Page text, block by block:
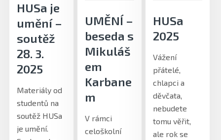
HUSa je
umění –
soutěž
28. 3.
2025
Materiály od
studentů na
soutěž HUSa
je umění.
UMĚNÍ –
beseda s
Mikuláš
em
Karbane
m
V rámci
celoškolní
HUSa
2025
Vážení
přátelé,
chlapci a
děvčata,
nebudete
tomu věřit,
ale rok se